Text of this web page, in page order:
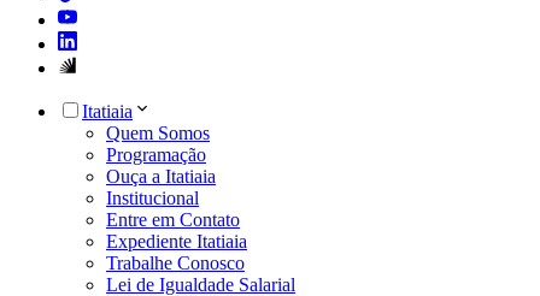
Itatiaia
Quem Somos
Programação
Ouça a Itatiaia
Institucional
Entre em Contato
Expediente Itatiaia
Trabalhe Conosco
Lei de Igualdade Salarial